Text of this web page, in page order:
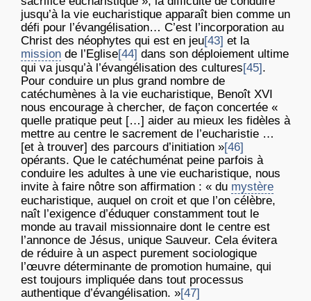
jusqu’à la vie eucharistique apparaît bien comme un
défi pour l’évangélisation… C’est l’incorporation au
Christ des néophytes qui est en jeu[43] et la
mission de l’Eglise[44] dans son déploiement ultime
qui va jusqu’à l’évangélisation des cultures[45] .
Pour conduire un plus grand nombre de
catéchumènes à la vie eucharistique, Benoît XVI
nous encourage à chercher, de façon concertée «
quelle pratique peut […] aider au mieux les fidèles à
mettre au centre le sacrement de l’eucharistie …
[et à trouver] des parcours d’initiation »[46]
opérants. Que le catéchuménat peine parfois à
conduire les adultes à une vie eucharistique, nous
invite à faire nôtre son affirmation : « du mystère
eucharistique, auquel on croit et que l’on célèbre,
naît l’exigence d’éduquer constamment tout le
monde au travail missionnaire dont le centre est
l’annonce de Jésus, unique Sauveur. Cela évitera
de réduire à un aspect purement sociologique
l’œuvre déterminante de promotion humaine, qui
est toujours impliquée dans tout processus
authentique d’évangélisation. »[47]